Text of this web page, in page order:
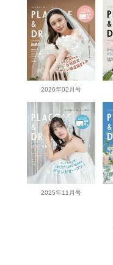
2026年02月号
2025年11月号